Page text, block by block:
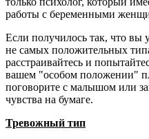
работы с беременными
Если получилось так, что вы
не самых положительных
расстраивайтесь и
вашем "особом положении"
поговорите с малышом или
чувства на бумаге.
Тревожный тип